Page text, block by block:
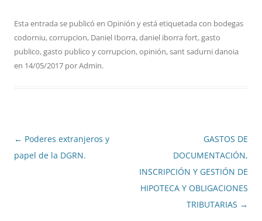
Esta entrada se publicó en Opinión y está etiquetada con bodegas
codorniu,corrupcion, Daniel Iborra,daniel iborra fort,gasto
publico,gasto publico y corrupcion,opinión,sant sadurni danoia
en 14/05/2017 porAdmin.
Navegación
de
← Poderes extranjeros y
papel de la DGRN.
GASTOS DE
DOCUMENTACIÓN,
INSCRIPCIÓN Y GESTIÓN DE
HIPOTECA Y OBLIGACIONES
TRIBUTARIAS →